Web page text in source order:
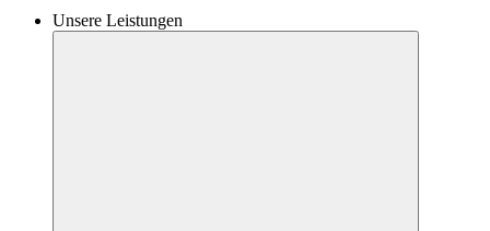
Unsere Leistungen